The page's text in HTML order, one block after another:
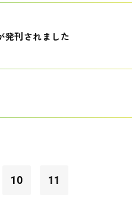
発刊されました
10 11